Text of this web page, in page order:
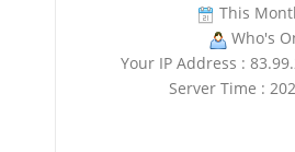
This
Who's
Your IP Address :
Server Time :